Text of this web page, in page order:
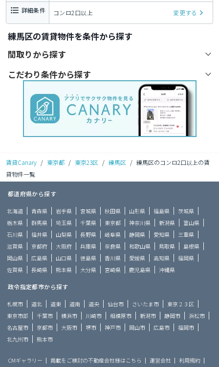
詳細条件 コンロ2口以上 変更する
練馬区の賃貸物件を条件から探す
間取りから探す
こだわり条件から探す
賃貸Canary / 東京都 / 東京23区 / 練馬区 / 練馬区のコンロ2口以上の賃
貸物件一覧
都道府県から探す
北海道 青森県 岩手県 宮城県 秋田県 山形県 福島県
茨城県
栃木県
群馬県 埼玉県 千葉県 東京都 神奈川県 新潟県
富山県
石川県
福井県 山梨県 長野県 岐阜県 静岡県 愛知県
三重県
滋賀県
京都府 大阪府 兵庫県 奈良県 和歌山県 鳥取県
島根県
岡山県
広島県 山口県 徳島県 香川県 愛媛県 高知県
福岡県
佐賀県
長崎県 熊本県 大分県 宮崎県 鹿児島県 沖縄県
政令指定都市から探す
札幌市 道北 道東 道南 道央 仙台市 さいたま市
東京２３区
東京市部
千葉市 横浜市 川崎市 相模原市 新潟市 静岡市
浜松市
名古屋市
京都市 大阪市 堺市 神戸市 岡山市 広島市
福岡市
北九州市
熊本市
CMギャラリー 掲載をご検討の不動産会社様はこちら 運営会社
利用規約